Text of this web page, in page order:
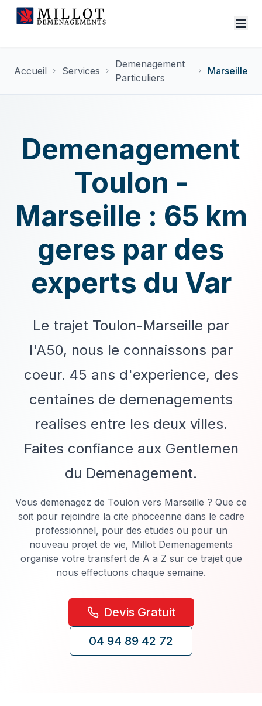
Accueil Services
Demenagement
Particuliers
Marseille
Demenagement
Toulon -
Marseille : 65 km
geres par des
experts du Var
Le trajet Toulon-Marseille par
l'A50, nous le connaissons par
coeur. 45 ans d'experience, des
centaines de demenagements
realises entre les deux villes.
Faites confiance aux Gentlemen
du Demenagement.
Vous demenagez de Toulon vers Marseille ? Que ce
soit pour rejoindre la cite phoceenne dans le cadre
professionnel, pour des etudes ou pour un
nouveau projet de vie, Millot Demenagements
organise votre transfert de A a Z sur ce trajet que
nous effectuons chaque semaine.
Devis Gratuit
04 94 89 42 72